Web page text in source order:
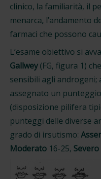
clinico, la familiarità, il
menarca, l’andamento
farmaci che possono
L’esame obiettivo si
Gallwey (FG, figura 1)
sensibili agli androgeni;
assegnato un
(disposizione pilifera
punteggi delle diverse
grado di irsutismo:
Moderato 16-25, Severo